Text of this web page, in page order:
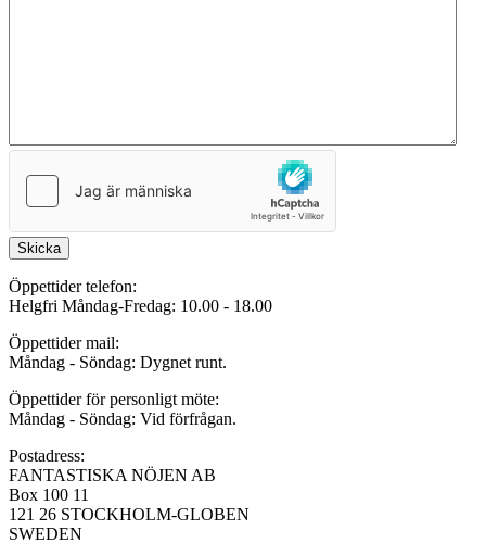
Skicka
Öppettider telefon:
Helgfri Måndag-Fredag: 10.00 - 18.00
Öppettider mail:
Måndag - Söndag: Dygnet runt.
Öppettider för personligt möte:
Måndag - Söndag: Vid förfrågan.
Postadress:
FANTASTISKA NÖJEN AB
Box 100 11
121 26 STOCKHOLM-GLOBEN
SWEDEN